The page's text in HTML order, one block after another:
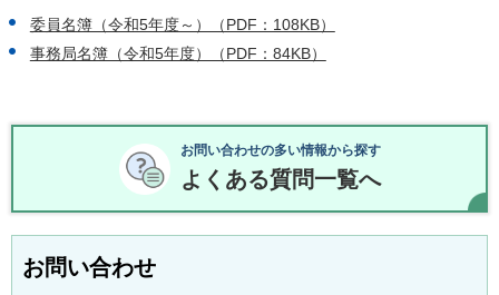
委員名簿（令和5年度～）（PDF：108KB）
事務局名簿（令和5年度）（PDF：84KB）
お問い合わせの多い情報から探す
よくある質問一覧へ
お問い合わせ